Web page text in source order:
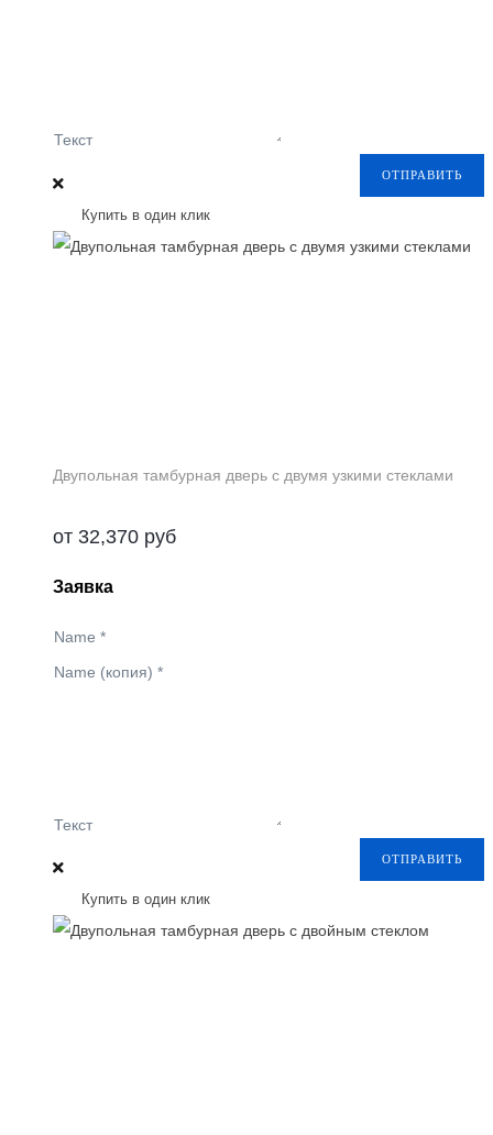
Текст
ОТПРАВИТЬ
Купить в один клик
Двупольная тамбурная дверь с двумя узкими стеклами
от 32,370 руб
Заявка
Name *
Name (копия) *
Текст
ОТПРАВИТЬ
Купить в один клик